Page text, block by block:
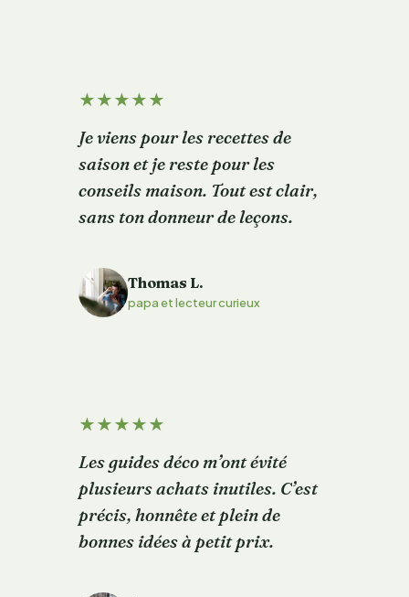
★★★★★
Je viens pour les recettes de
saison et je reste pour les
conseils maison. Tout est clair,
sans ton donneur de leçons.
T Thomas L.
papa et lecteur curieux
★★★★★
Les guides déco m’ont évité
plusieurs achats inutiles. C’est
précis, honnête et plein de
bonnes idées à petit prix.